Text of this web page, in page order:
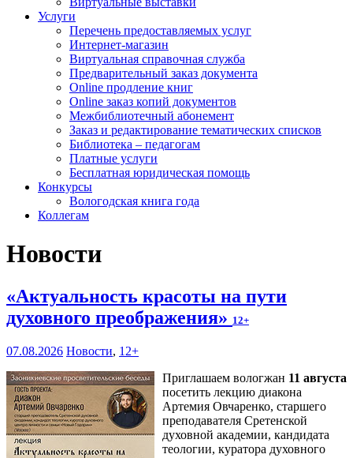
Услуги
Перечень предоставляемых услуг
Интернет-магазин
Виртуальная справочная служба
Предварительный заказ документа
Online продление книг
Online заказ копий документов
Межбиблиотечный абонемент
Заказ и редактирование тематических списков
Библиотека – педагогам
Платные услуги
Бесплатная юридическая помощь
Конкурсы
Вологодская книга года
Коллегам
Новости
«Актуальность красоты на пути
духовного преображения» 12+
07.08.2026 Новости, 12+
Приглашаем вологжан 11 августа
посетить лекцию диакона
Артемия Овчаренко, старшего
преподавателя Сретенской
духовной академии, кандидата
теологии, куратора духовного